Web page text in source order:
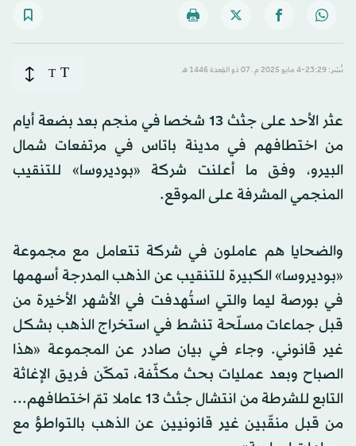
نُشر: 23:29-4 مايو 2025 م ـ 07 ذو القِعدة 1446 هـ T
T
عثر الأحد على جثث 13 شخصا في منجم بعد بضعة أيام
من اختطافهم في مدينة باتاس في مرتفعات شمال
البيرو، وفق ما أعلنت شركة «بوديروسا» للتنقيب
المنجمي المشرفة على الموقع.
والضحايا هم عاملون في شركة تتعامل مع مجموعة
«بوديروسا» الكبيرة للتنقيب عن الذهب المدرجة أسهمها
في بورصة ليما والتي استُهدفت في الأشهر الأخيرة من
قبل جماعات مسلّحة تنشط في استخراج الذهب بشكل
غير قانوني. وجاء في بيان صادر عن المجموعة «هذا
الصباح وبعد عمليات بحث مكثّفة، تمكّن فريق الإغاثة
التابع للشرطة من انتشال جثث 13 عاملا تمّ اختطافهم...
من قبل منقّبين غير قانونيين عن الذهب بالتواطؤ مع